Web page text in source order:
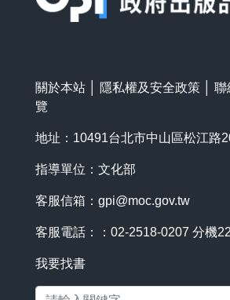
關於本站 隱私權及安全政策 聯
覽
地址：10491台北市中山區松江路
指導單位：文化部
客服信箱： gpi@moc.gov.tw
客服電話：：02-2518-0207 分機22
我要找書